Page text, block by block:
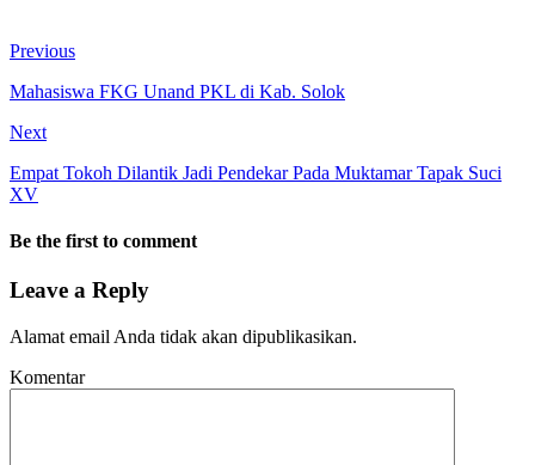
Previous
Mahasiswa FKG Unand PKL di Kab. Solok
Next
Empat Tokoh Dilantik Jadi Pendekar Pada Muktamar Tapak Suci
XV
Be the first to comment
Leave a Reply
Alamat email Anda tidak akan dipublikasikan.
Komentar